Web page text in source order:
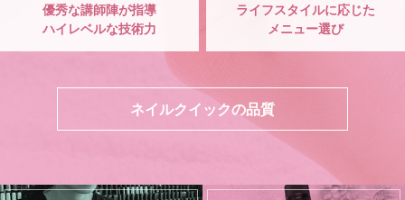
優秀な講師陣が指導
ハイレベルな技術力
ライフスタイルに応じた
メニュー選び
ネイルクイックの品質